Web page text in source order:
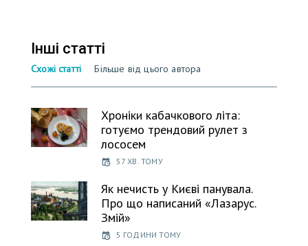
Інші статті
Схожі статті Більше від цього автора
Хроніки кабачкового літа:
готуємо трендовий рулет з
лососем
57 ХВ. ТОМУ
Як нечисть у Києві панувала.
Про що написаний «Лазарус.
Змій»
5 ГОДИНИ ТОМУ